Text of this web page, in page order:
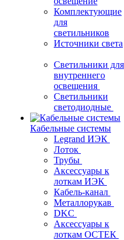
Комплектующие
для
светильников
Источники света
Светильники для
внутреннего
освещения
Светильники
светодиодные
Кабельные системы
Legrand ИЭК
Лоток
Трубы
Аксессуары к
лоткам ИЭК
Кабель-канал
Металлорукав
DKC
Аксессуары к
лоткам ОСТЕК